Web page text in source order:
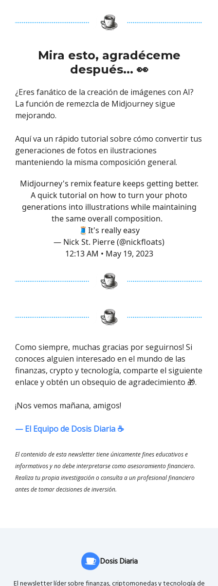
Mira esto, agradéceme
después... 👀
¿Eres fanático de la creación de imágenes con AI?
La función de remezcla de Midjourney sigue
mejorando.
Aquí va un rápido tutorial sobre cómo convertir tus
generaciones de fotos en ilustraciones
manteniendo la misma composición general.
Midjourney's remix feature keeps getting better.
A quick tutorial on how to turn your photo
generations into illustrations while maintaining
the same overall composition.
🧵It's really easy
— Nick St. Pierre (@nickfloats)
12:13 AM • May 19, 2023
Como siempre, muchas gracias por seguirnos! Si
conoces alguien interesado en el mundo de las
finanzas, crypto y tecnología, comparte el siguiente
enlace y obtén un obsequio de agradecimiento 🎁.
¡Nos vemos mañana, amigos!
— El Equipo de Dosis Diaria ☕️
El contenido de esta newsletter tiene únicamente fines educativos e
informativos y no debe interpretarse como asesoramiento financiero.
Realiza tu propia investigación o consulta a un profesional financiero
antes de tomar decisiones de inversión.
Dosis Diaria
El newsletter líder sobre finanzas, criptomonedas y tecnología de